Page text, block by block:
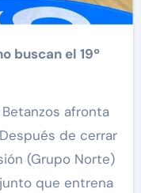
afronta
de cerrar
(Grupo Norte)
que entrena